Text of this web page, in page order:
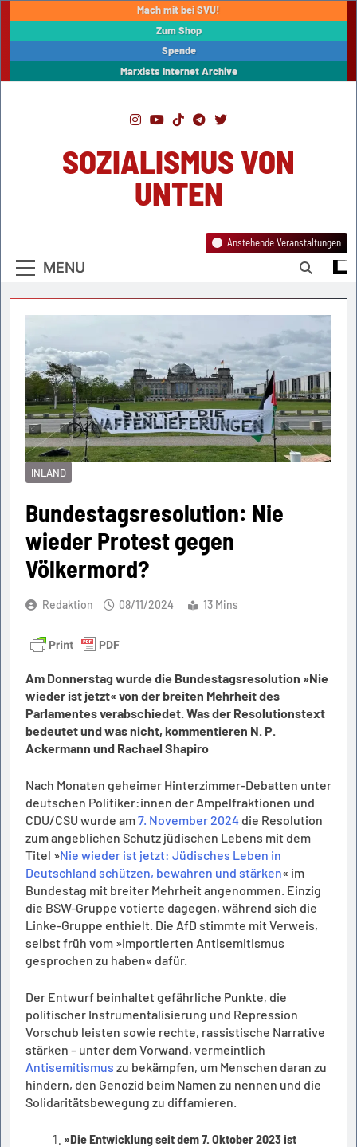
Mach mit bei SVU!
Zum Shop
Spende
Marxists Internet Archive
SOZIALISMUS VON
UNTEN
MENU
Anstehende Veranstaltungen
INLAND
Bundestagsresolution: Nie
wieder Protest gegen
Völkermord?
Redaktion 08/11/2024 13 Mins
Am Donnerstag wurde die Bundestagsresolution »Nie
wieder ist jetzt« von der breiten Mehrheit des
Parlamentes verabschiedet. Was der Resolutionstext
bedeutet und was nicht, kommentieren N. P.
Ackermann und Rachael Shapiro
Nach Monaten geheimer Hinterzimmer-Debatten unter
deutschen Politiker:innen der Ampelfraktionen und
CDU/CSU wurde am7. November 2024 die Resolution
zum angeblichen Schutz jüdischen Lebens mit dem
Titel »Nie wieder ist jetzt: Jüdisches Leben in
Deutschland schützen, bewahren und stärken« im
Bundestag mit breiter Mehrheit angenommen. Einzig
die BSW-Gruppe votierte dagegen, während sich die
Linke-Gruppe enthielt. Die AfD stimmte mit Verweis,
selbst früh vom »importierten Antisemitismus
gesprochen zu haben« dafür.
Der Entwurf beinhaltet gefährliche Punkte, die
politischer Instrumentalisierung und Repression
Vorschub leisten sowie rechte, rassistische Narrative
stärken – unter dem Vorwand, vermeintlich
Antisemitismus zu bekämpfen, um Menschen daran zu
hindern, den Genozid beim Namen zu nennen und die
Solidaritätsbewegung zu diffamieren.
»Die Entwicklung seit dem 7. Oktober 2023 ist